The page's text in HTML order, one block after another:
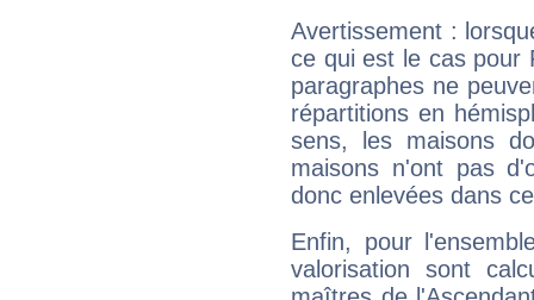
Avertissement :
ce qui est le cas pour
paragraphes ne
répartitions en
sens, les maisons
maisons n'ont pas
donc enlevées dans
Enfin, pour
valorisation sont